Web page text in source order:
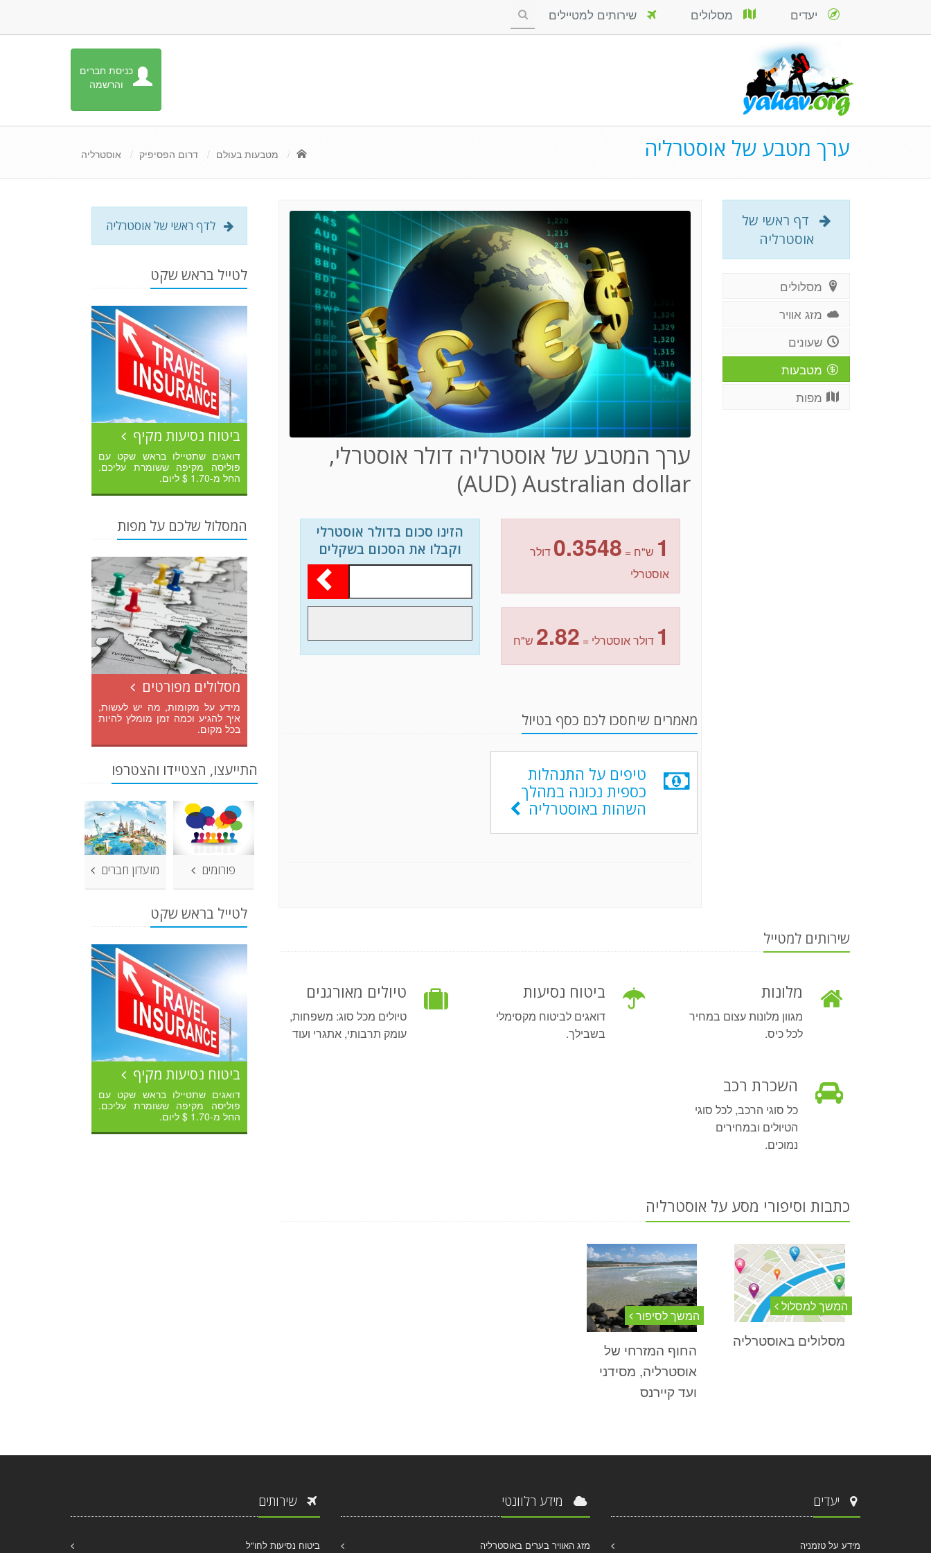
כניסת חברים
והרשמה
יעדים מסלולים שירותים למטיילים
ערך מטבע של אוסטרליה מטבעות בעולם דרום הפסיפיק אוסטרליה
דף ראשי של
אוסטרליה
מסלולים
מזג אוויר
שעונים
מטבעות
מפות
ערך המטבע של אוסטרליה דולר אוסטרלי,
(AUD) Australian dollar
1 ש"ח = 0.3548 דולר
אוסטרלי
1 דולר אוסטרלי = 2.82 ש"ח
הזינו סכום בדולר אוסטרלי
וקבלו את הסכום בשקלים
מאמרים שיחסכו לכם כסף בטיול
טיפים על התנהלות
כספית נכונה במהלך
השהות באוסטרליה
שירותים למטייל
מלונות
מגוון מלונות עצום במחיר
לכל כיס.
ביטוח נסיעות
דואגים לביטוח מקסימלי
בשבילך.
טיולים מאורגנים
טיולים מכל סוג: משפחות,
עומק תרבותי, אתגרי ועוד
השכרת רכב
כל סוגי הרכב, לכל סוגי
הטיולים ובמחירים
נמוכים.
כתבות וסיפורי מסע על אוסטרליה
המשך למסלול
מסלולים באוסטרליה
המשך לסיפור
החוף המזרחי של
אוסטרליה, מסידני
ועד קיירנס
לדף ראשי של אוסטרליה
לטייל בראש שקט
ביטוח נסיעות מקיף
דואגים שתטיילו בראש שקט עם
פוליסה מקיפה ששומרת עליכם.
החל מ-1.70 $ ליום.
המסלול שלכם על מפות
מסלולים מפורטים
מידע על מקומות, מה יש לעשות,
איך להגיע וכמה זמן מומלץ להיות
בכל מקום.
התייעצו, הצטיידו והצטרפו
פורומים מועדון חברים
לטייל בראש שקט
ביטוח נסיעות מקיף
דואגים שתטיילו בראש שקט עם
פוליסה מקיפה ששומרת עליכם.
החל מ-1.70 $ ליום.
יעדים
מידע על טזמניה
מידע רלוונטי
מזג האוויר בערים באוסטרליה
שירותים
ביטוח נסיעות לחו"ל